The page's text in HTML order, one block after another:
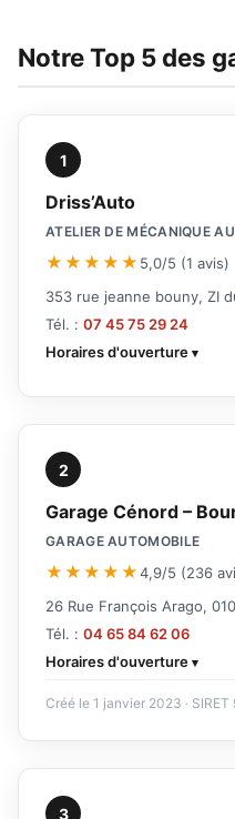
Notre Top 5 des
1
Driss’Auto
ATELIER DE MÉCANIQUE
★★★★★ 5,0/5 (1 avis)
353 rue jeanne bouny, ZI
Tél. : 07 45 75 29 24
Horaires d'ouverture
2
Garage Cénord –
GARAGE AUTOMOBILE
★★★★★4,9/5 (236
26 Rue François Arago,
Tél. : 04 65 84 62 06
Horaires d'ouverture
Créé le 1 janvier 2023 ·
3